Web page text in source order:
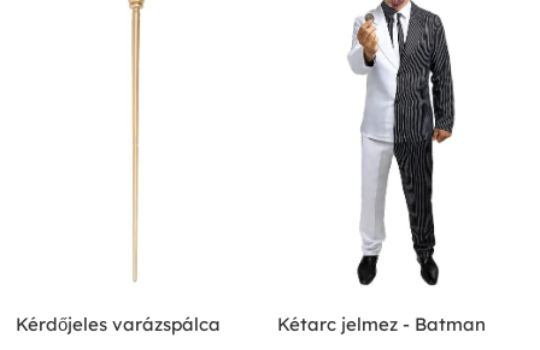
Kérdőjeles varázspálca Kétarc jelmez - Batman